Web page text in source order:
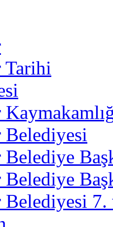
Tarihi
Belediyesi
Belediyesi